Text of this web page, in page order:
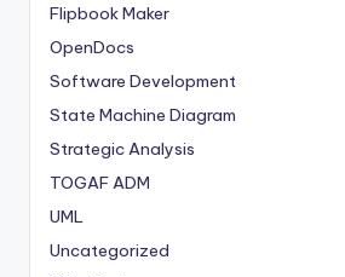
Flipbook Maker
OpenDocs
Software Development
State Machine Diagram
Strategic Analysis
TOGAF ADM
UML
Uncategorized